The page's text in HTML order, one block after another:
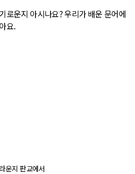
로운지 아시나요? 우리가 배운 문어에
요.
운지 판교에서